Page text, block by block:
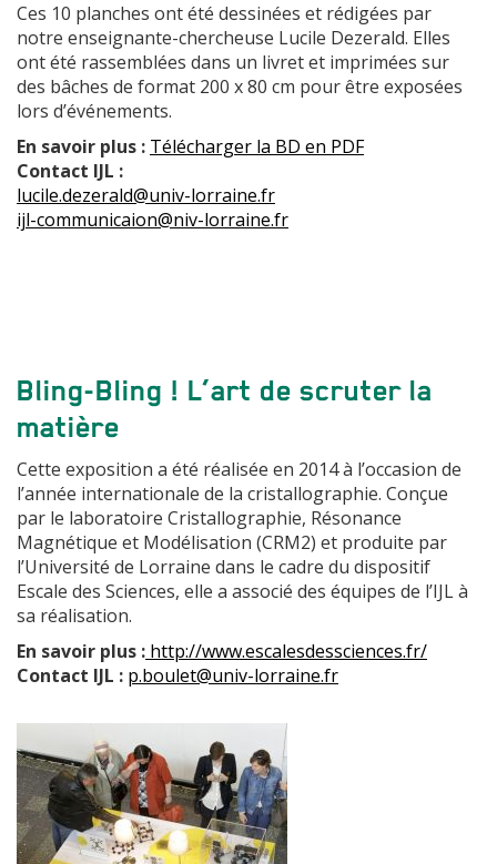
Ces 10 planches ont été dessinées et rédigées par
notre enseignante-chercheuse Lucile Dezerald. Elles
ont été rassemblées dans un livret et imprimées sur
des bâches de format 200 x 80 cm pour être exposées
lors d’événements.
En savoir plus : Télécharger la BD en PDF
Contact IJL :
lucile.dezerald@univ-lorraine.fr
ijl-communicaion@niv-lorraine.fr
Bling-Bling ! L’art de scruter la
matière
Cette exposition a été réalisée en 2014 à l’occasion de
l’année internationale de la cristallographie. Conçue
par le laboratoire Cristallographie, Résonance
Magnétique et Modélisation (CRM2) et produite par
l’Université de Lorraine dans le cadre du dispositif
Escale des Sciences, elle a associé des équipes de l’IJL à
sa réalisation.
En savoir plus : http://www.escalesdessciences.fr/
Contact IJL : p.boulet@univ-lorraine.fr